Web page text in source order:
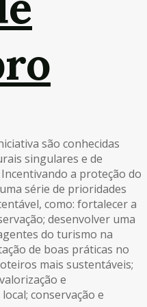
são conhecidas
singulares e de
a proteção do
série de prioridades
como: fortalecer a
desenvolver uma
do turismo na
de boas práticas no
mais sustentáveis;
e
conservação e